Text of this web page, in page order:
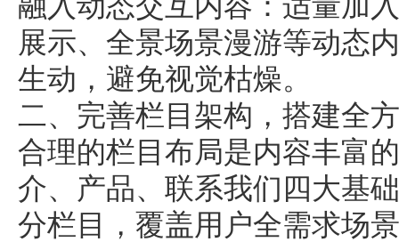
展示、全景场景漫游等动态
生动，避免视觉枯燥。
二、完善栏目架构，搭建全
合理的栏目布局是内容丰富
介、产品、联系我们四大基
分栏目，覆盖用户全需求场